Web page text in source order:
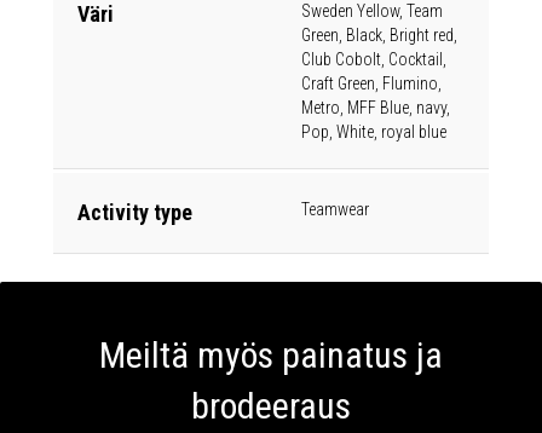
Väri
Sweden Yellow, Team
Green, Black, Bright red,
Club Cobolt, Cocktail,
Craft Green, Flumino,
Metro, MFF Blue, navy,
Pop, White, royal blue
Activity type Teamwear
Meiltä myös painatus ja
brodeeraus